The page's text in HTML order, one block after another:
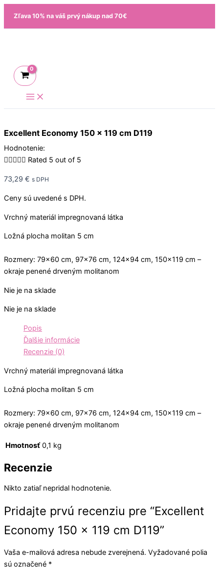
Preskočiť
obsah
Zľava 10% na váš prvý nákup nad 70€
Excellent Economy 150 x 119 cm D119
Hodnotenie:
 Rated 5 out of 5
73,29 € s DPH
Ceny sú uvedené s DPH.
Vrchný materiál impregnovaná látka
Ložná plocha molitan 5 cm
Rozmery: 79×60 cm, 97×76 cm, 124×94 cm, 150×119 cm –
okraje penené drveným molitanom
Nie je na sklade
Nie je na sklade
Popis
Ďalšie informácie
Recenzie (0)
Vrchný materiál impregnovaná látka
Ložná plocha molitan 5 cm
Rozmery: 79×60 cm, 97×76 cm, 124×94 cm, 150×119 cm –
okraje penené drveným molitanom
Hmotnosť 0,1 kg
Recenzie
Nikto zatiaľ nepridal hodnotenie.
Pridajte prvú recenziu pre “Excellent
Economy 150 x 119 cm D119”
Vaša e-mailová adresa nebude zverejnená. Vyžadované polia
sú označené *